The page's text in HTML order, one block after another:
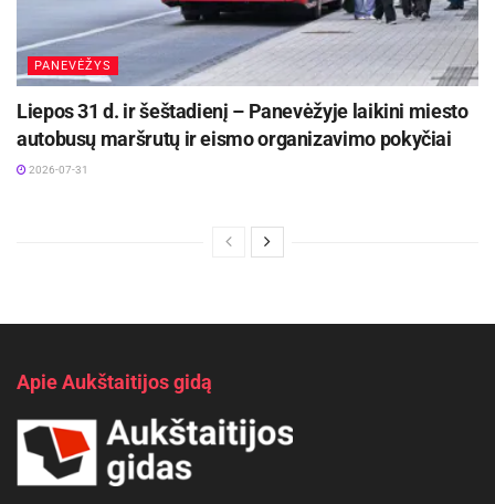
PANEVĖŽYS
Liepos 31 d. ir šeštadienį – Panevėžyje laikini miesto
autobusų maršrutų ir eismo organizavimo pokyčiai
2026-07-31
Apie Aukštaitijos gidą